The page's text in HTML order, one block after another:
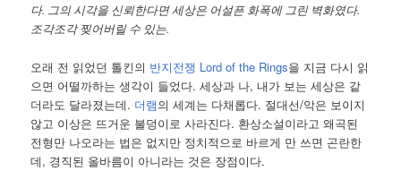
다. 그의 시각을 신뢰한다면 세상은 어설픈 화폭에 그린 벽화였다.
조각조각 찢어버릴 수 있는.
오래 전 읽었던 톨킨의 반지전쟁 Lord of the Rings을 지금 다시 읽
으면 어떨까하는 생각이 들었다. 세상과 나, 내가 보는 세상은 같
더라도 달라졌는데. 더램의 세계는 다채롭다. 절대선/악은 보이지
않고 이상은 뜨거운 불덩이로 사라진다. 환상소설이라고 왜곡된
전형만 나오라는 법은 없지만 정치적으로 바르게 만 쓰면 곤란한
데, 경직된 올바름이 아니라는 것은 장점이다.